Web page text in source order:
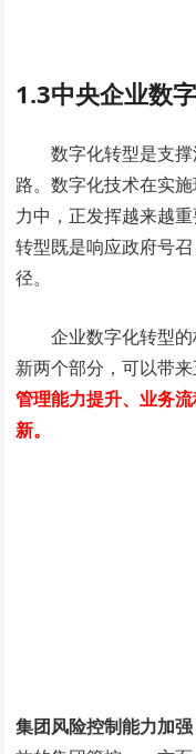
1.3中央企业数
数字化转型是支
路。数字化技术在实
力中，正发挥越来越
转型既是响应政府号
径。
企业数字化转型
新两个部分，可以带
管理能力提升、业务
新。
集团风险控制能力加